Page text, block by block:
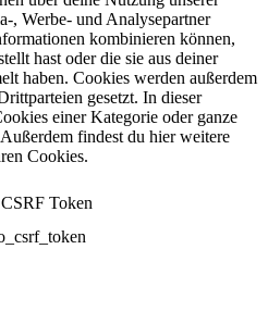
, Werbe- und Analysepartner
kombinieren können,
hast oder die sie aus deiner
haben. Cookies werden außerdem
gesetzt. In dieser
einer Kategorie oder ganze
findest du hier weitere
Cookies.
Token